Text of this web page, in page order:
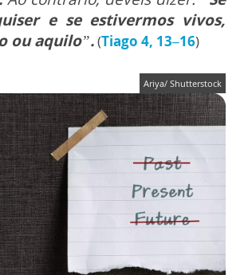
e se estivermos vivos,
ou aquilo”.(Tiago 4, 13–16)
Ariya/ Shutterstock